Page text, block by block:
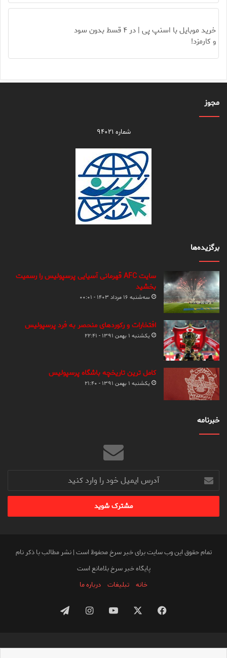
خرید موبایل با اسنپ پی | در ۴ قسط بدون سود
و کارمزد!
مجوز
شماره ۹۴۰۲۱
برگزیده‌ها
سایت AFC قهرمانی آسیایی پرسپولیس را رسمیت
بخشید
سه‌شنبه ۱۶ مرداد ۱۴۰۳ - ۰۰:۰۱
افتخارات و رکوردهای منحصر به فرد پرسپولیس
یکشنبه ۱ بهمن ۱۳۹۱ - ۲۲:۴۱
کامل ترین تاریخچه باشگاه پرسپولیس
یکشنبه ۱ بهمن ۱۳۹۱ - ۲۱:۴۰
خبرنامه
آدرس
ایمیل
خود
وارد
تمام حقوق این وب سایت برای خبر سرخ محفوظ است | نشر مطالب با ذکر نام
پایگاه خبر سرخ بلامانع است
خانه
تبلیغات درباره ما
فیس
یوتیوباینستاگرامتلگرام